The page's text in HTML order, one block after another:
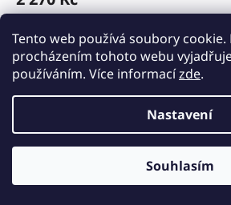
Tento web používá soubory cookie.
procházením tohoto webu
používáním. Více informacízde.
Nastavení
Souhlasím
Plexi kasička, pokladnička o rozměru
gravír, černé plexia zámkem je vhodná
charity, obce...